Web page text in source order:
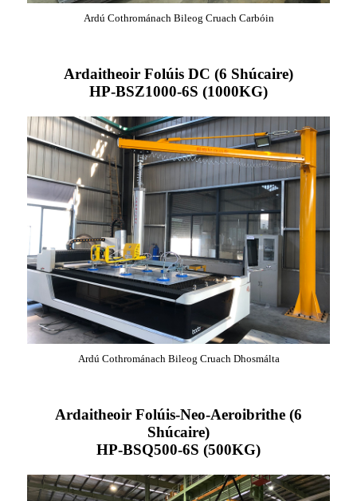
Ardú Cothrománach Bileog Cruach Carbóin
Ardaitheoir Folúis DC (6 Shúcaire)
HP-BSZ1000-6S (1000KG)
Ardú Cothrománach Bileog Cruach Dhosmálta
Ardaitheoir Folúis-Neo-Aeroibrithe (6
Shúcaire)
HP-BSQ500-6S (500KG)